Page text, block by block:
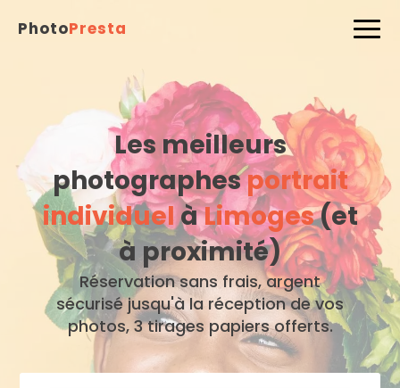
PhotoPresta
Les meilleurs
photographesportrait
individuelàLimoges(et
à proximité)
Réservation sans frais, argent
sécurisé jusqu'à la réception de vos
photos, 3 tirages papiers offerts.